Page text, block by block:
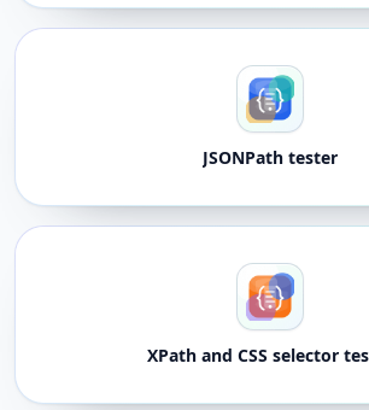
JSONPath tester
XPath and CSS selector